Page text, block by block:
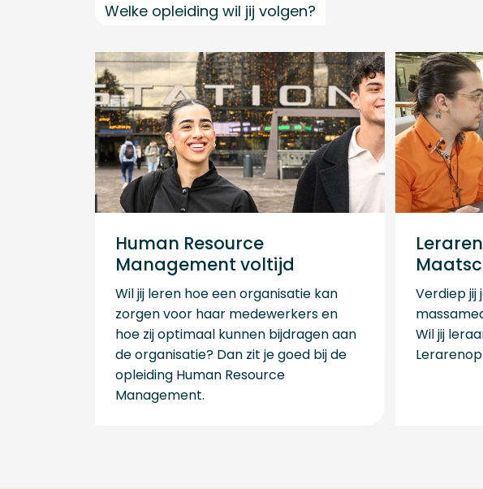
Welke opleiding wil jij volgen?
Human Resource
Management voltijd
Wil jij leren hoe een organisatie kan
zorgen voor haar medewerkers en
hoe zij optimaal kunnen bijdragen aan
de organisatie? Dan zit je goed bij de
opleiding Human Resource
Management.
Verdiep jij
Wil jij